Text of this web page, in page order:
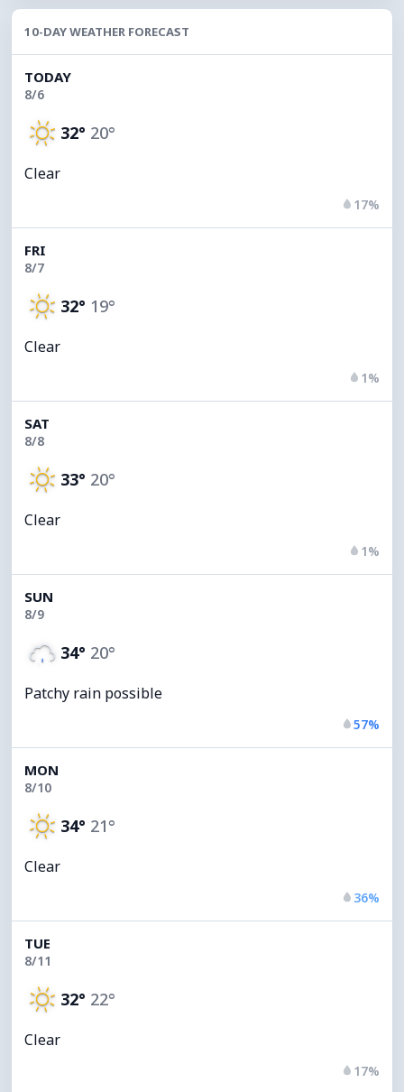
10-DAY WEATHER FORECAST
TODAY
8/6
32° 20°
Clear
17%
FRI
8/7
32° 19°
Clear
1%
SAT
8/8
33° 20°
Clear
1%
SUN
8/9
34° 20°
Patchy rain possible
57%
MON
8/10
34° 21°
Clear
36%
TUE
8/11
32° 22°
Clear
17%